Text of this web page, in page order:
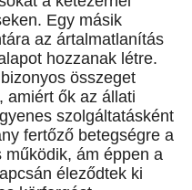
Egy másik
az ártalmatlanítás
hozzanak létre.
összeget
amiért ők az állati
szolgáltatásként
fertőző betegségre a
ám éppen a
éleződtek ki